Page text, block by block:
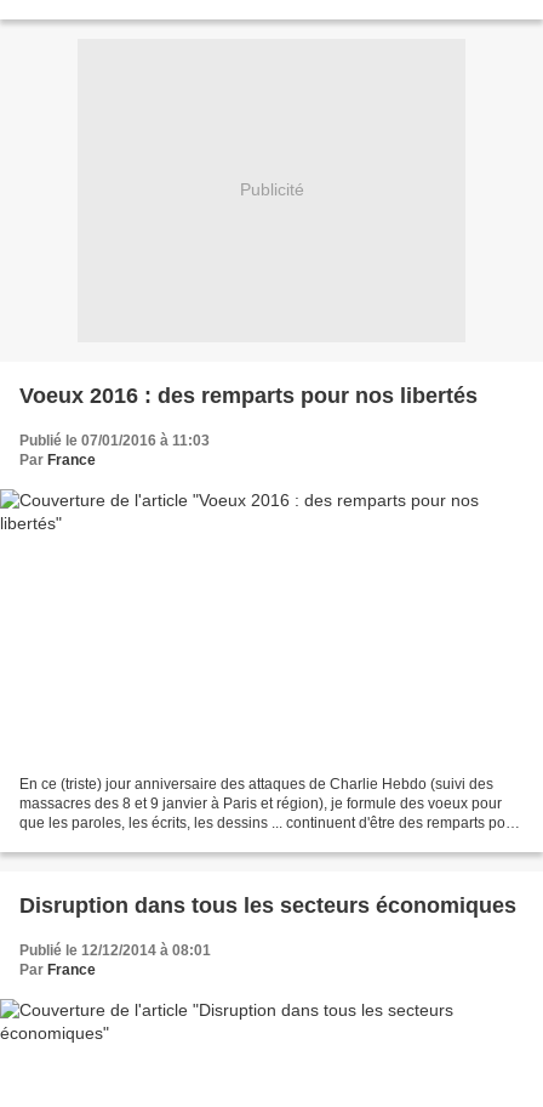
Publicité
Voeux 2016 : des remparts pour nos libertés
Publié le 07/01/2016 à 11:03
Par France
En ce (triste) jour anniversaire des attaques de Charlie Hebdo (suivi des
massacres des 8 et 9 janvier à Paris et région), je formule des voeux pour
que les paroles, les écrits, les dessins ... continuent d'être des remparts pour
Disruption dans tous les secteurs économiques
Publié le 12/12/2014 à 08:01
Par France